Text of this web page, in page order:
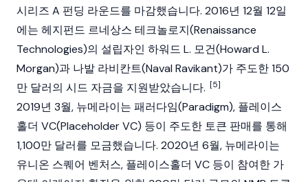
시리즈 A 펀딩 라운드를 마감했습니다. 2016년 12월 12일
에는 헤지펀드 르네상스 테크놀로지(Renaissance
Technologies)의 설립자인 하워드 L. 모건(Howard L.
Morgan)과 나발 라비칸트(Naval Ravikant)가 주도한 150
만 달러의 시드 자금을 지원받았습니다. [5]
2019년 3월, 뉴메라이는 패러다임(Paradigm), 플레이스
홀더 VC(Placeholder VC) 등이 주도한 토큰 판매를 통해
1,100만 달러를 모금했습니다. 2020년 6월, 뉴메라이는
유니온 스퀘어 벤처스, 플레이스홀더 VC 등이 참여한 가